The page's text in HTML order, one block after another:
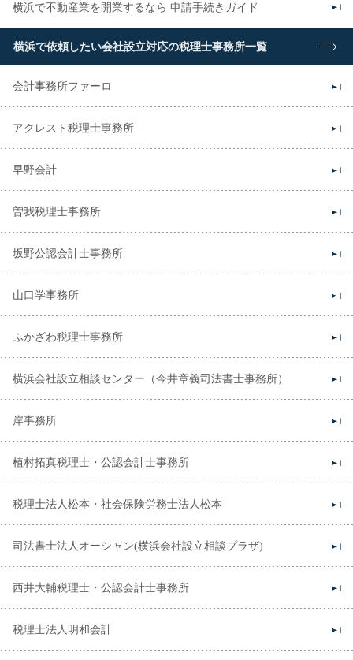
横浜で不動産業を開業するなら 申請手続きガイド
横浜で依頼したい会社設立対応の税理士事務所一覧
会計事務所ファーロ
アクレスト税理士事務所
早野会計
曽我税理士事務所
坂野公認会計士事務所
山口学事務所
ふかざわ税理士事務所
横浜会社設立相談センター（今井章義司法書士事務所）
岸事務所
植村拓真税理士・公認会計士事務所
税理士法人松本・社会保険労務士法人松本
司法書士法人オーシャン(横浜会社設立相談プラザ)
西井大輔税理士・公認会計士事務所
税理士法人明和会計